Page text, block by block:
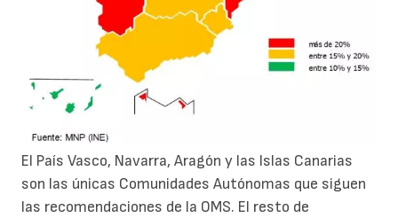
El País Vasco, Navarra, Aragón y las Islas Canarias
son las únicas Comunidades Autónomas que siguen
las recomendaciones de la OMS. El resto de